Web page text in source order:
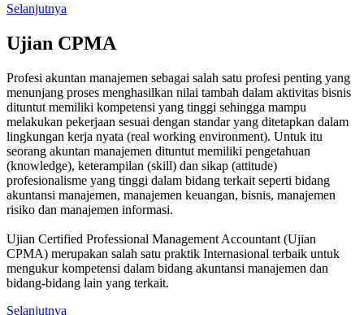
Selanjutnya
Ujian CPMA
Profesi akuntan manajemen sebagai salah satu profesi penting yang
menunjang proses menghasilkan nilai tambah dalam aktivitas bisnis
dituntut memiliki kompetensi yang tinggi sehingga mampu
melakukan pekerjaan sesuai dengan standar yang ditetapkan dalam
lingkungan kerja nyata (real working environment). Untuk itu
seorang akuntan manajemen dituntut memiliki pengetahuan
(knowledge), keterampilan (skill) dan sikap (attitude)
profesionalisme yang tinggi dalam bidang terkait seperti bidang
akuntansi manajemen, manajemen keuangan, bisnis, manajemen
risiko dan manajemen informasi.
Ujian Certified Professional Management Accountant (Ujian
CPMA) merupakan salah satu praktik Internasional terbaik untuk
mengukur kompetensi dalam bidang akuntansi manajemen dan
bidang-bidang lain yang terkait.
Selanjutnya